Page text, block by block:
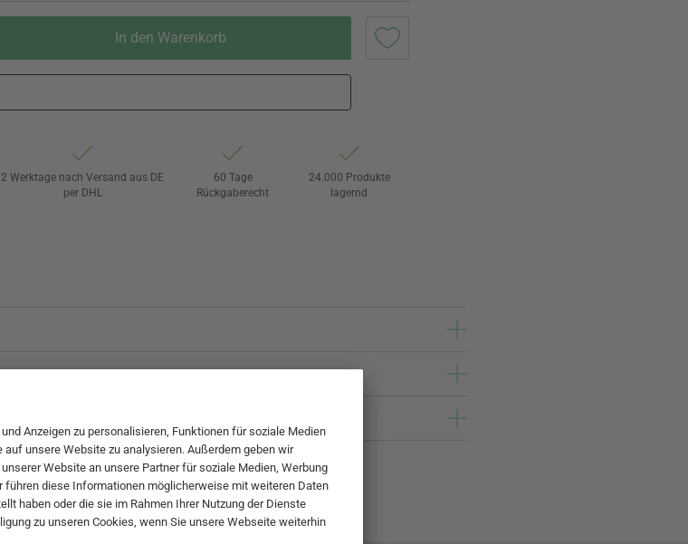
In den Warenkorb
2 Werktage nach Versand aus DE
per DHL
60 Tage
Rückgaberecht
24.000 Produkte
lagernd